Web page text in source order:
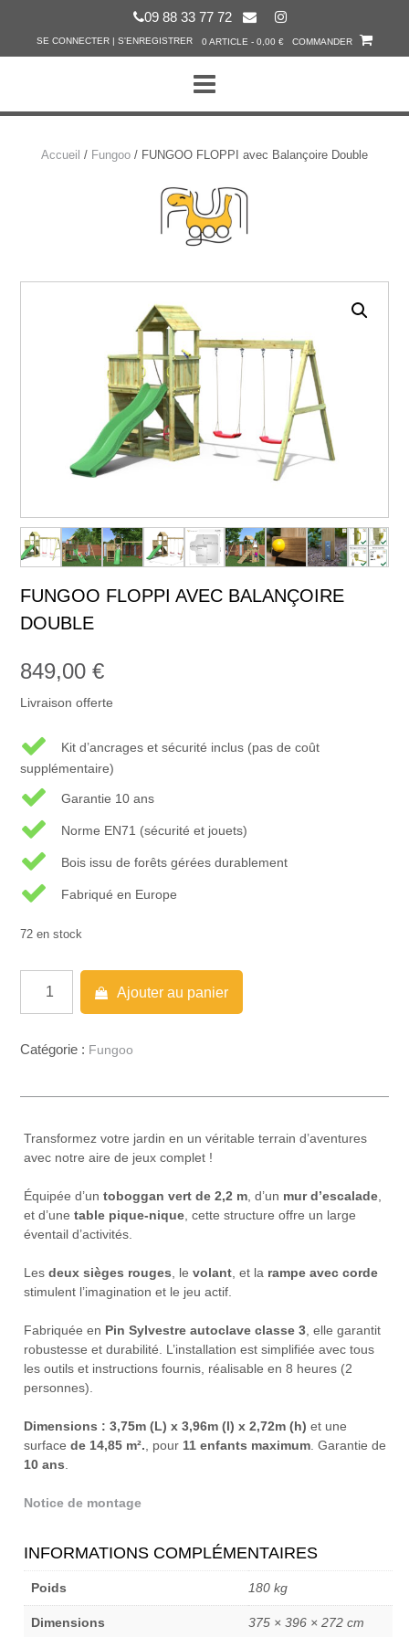
content
09 88 33 77 72
SE CONNECTER | S'ENREGISTRER 0 ARTICLE - 0,00 € COMMANDER
Accueil / Fungoo / FUNGOO FLOPPI avec Balançoire Double
FUNGOO FLOPPI AVEC BALANÇOIRE
DOUBLE
849,00 €
Livraison offerte
Kit d’ancrages et sécurité inclus (pas de coût
supplémentaire)
Garantie 10 ans
Norme EN71 (sécurité et jouets)
Bois issu de forêts gérées durablement
Fabriqué en Europe
72 en stock
FUNGOO
avec
Double
Ajouter au panier
Catégorie : Fungoo
Transformez votre jardin en un véritable terrain d’aventures
avec notre aire de jeux complet !
Équipée d’untoboggan vert de 2,2 m, d’un mur d’escalade,
et d’unetable pique-nique, cette structure offre un large
éventail d’activités.
Lesdeux sièges rouges, levolant, et la rampe avec corde
stimulent l’imagination et le jeu actif.
Fabriquée en Pin Sylvestre autoclave classe 3, elle garantit
robustesse et durabilité. L’installation est simplifiée avec tous
les outils et instructions fournis, réalisable en 8 heures (2
personnes).
Dimensions : 3,75m (L) x 3,96m (l) x 2,72m (h)et une
surfacede 14,85 m²., pour 11 enfants maximum. Garantie de
10 ans.
Notice de montage
INFORMATIONS COMPLÉMENTAIRES
Poids 180 kg
Dimensions 375 × 396 × 272 cm